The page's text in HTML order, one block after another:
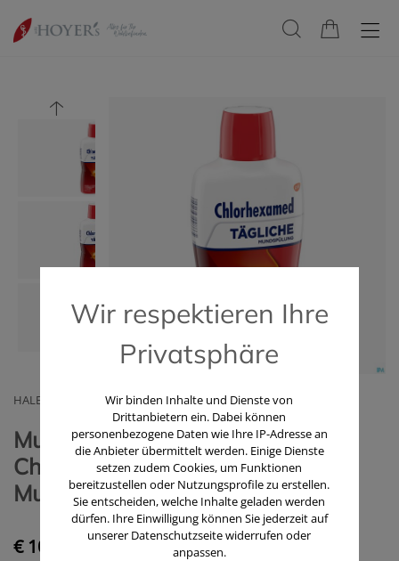
HALEON-GEBRO CONSUMER HEALTH GMBH
Mundwasser/spuelung
Chlorhexamed Tagliche
Mundspuelung 500ml
€ 10,90
Wir respektieren Ihre
Privatsphäre
Wir binden Inhalte und Dienste von
Drittanbietern ein. Dabei können
personenbezogene Daten wie Ihre IP-Adresse an
die Anbieter übermittelt werden. Einige Dienste
setzen zudem Cookies, um Funktionen
bereitzustellen oder Nutzungsprofile zu erstellen.
Sie entscheiden, welche Inhalte geladen werden
dürfen. Ihre Einwilligung können Sie jederzeit auf
unserer Datenschutzseite widerrufen oder
anpassen.